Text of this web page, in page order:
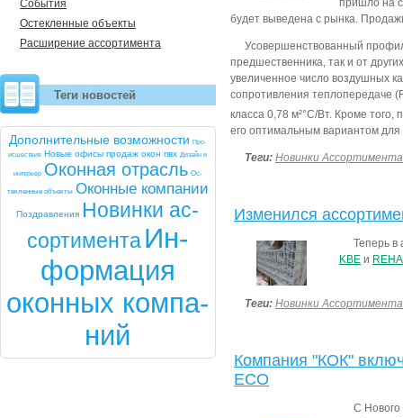
пришло на
будет выведена с рынка.
Усовершенствованный
предшественника, так и от
увеличенное число воздушных
сопротивления теплопередаче
класса 0,78 м²°С/Вт. Кроме
его оптимальным вариантом
Теги: Новинки Ассортимента
Изменился
Теперь в
KBE и
Теги: Новинки Ассортимента
Компания "КОК"
ECO
С Нового
События
Остекленные объекты
Расширение ассортимента
Теги новостей
До­пол­ни­тель­ные воз­можнос­ти Про­
ис­шест­вия Но­вые офи­сы про­даж окон пвх Ди­зайн и
ин­терь­ер Окон­ная от­расль Ос­
теклен­ные объ­ек­ты Окон­ные ком­па­нии
Позд­рав­ле­ния Но­вин­ки ас­
сорти­мен­таИн­
форма­ция
окон­ных ком­па­
ний